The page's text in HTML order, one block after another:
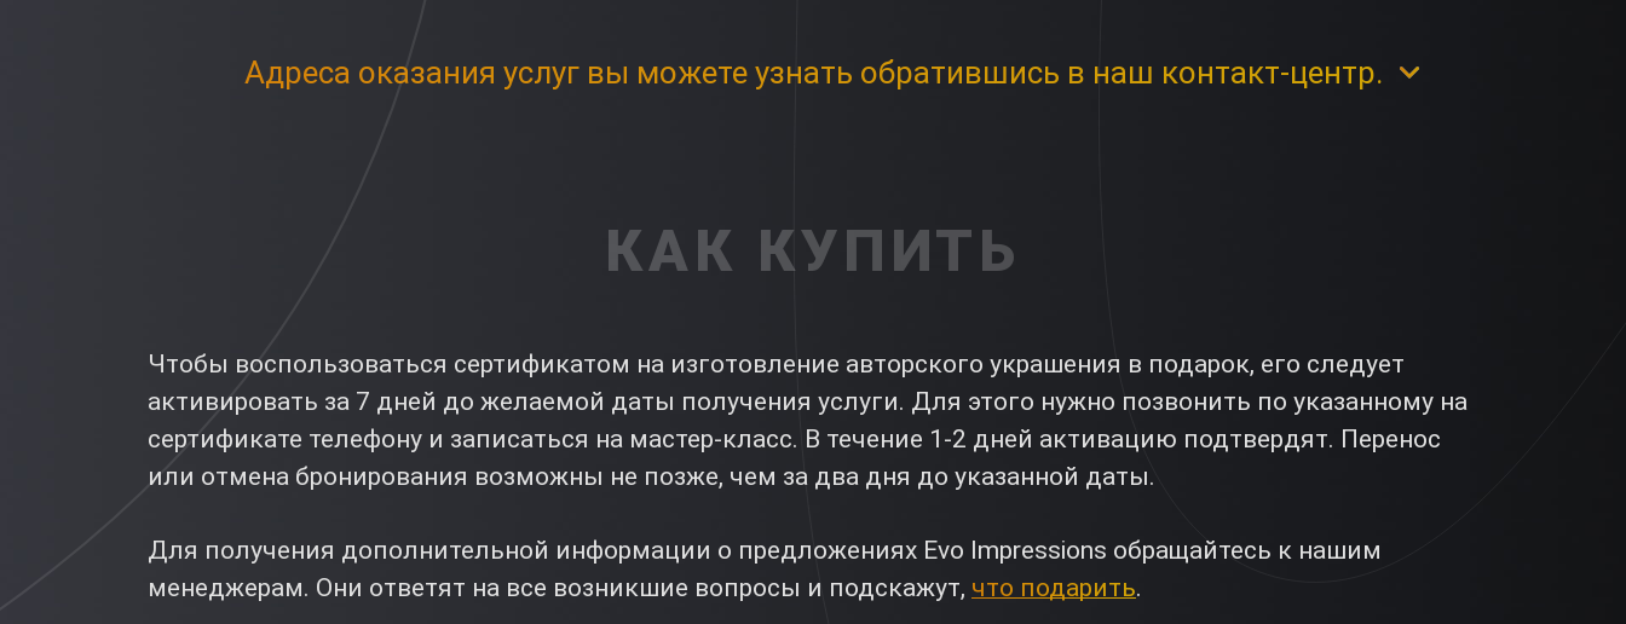
Адреса оказания услуг вы можете узнать обратившись в наш контакт-центр.
КАК КУПИТЬ
Чтобы воспользоваться сертификатом на изготовление авторского украшения в подарок, его следует
активировать за 7 дней до желаемой даты получения услуги. Для этого нужно позвонить по указанному на
сертификате телефону и записаться на мастер-класс. В течение 1-2 дней активацию подтвердят. Перенос
или отмена бронирования возможны не позже, чем за два дня до указанной даты.
Для получения дополнительной информации о предложениях Evo Impressions обращайтесь к нашим
менеджерам. Они ответят на все возникшие вопросы и подскажут, что подарить.